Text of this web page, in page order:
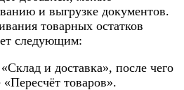
и выгрузке документов.
товарных остатков
следующим:
и доставка», после чего
товаров».